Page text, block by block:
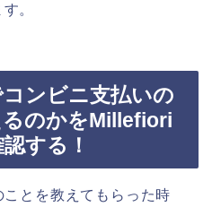
。
ンビニ支払いの
のかをMillefiori
する！
とを教えてもらった時